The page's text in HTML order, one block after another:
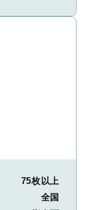
75枚以上
全国